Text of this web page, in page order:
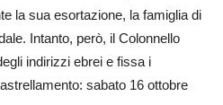
la sua esortazione, la famiglia di
Intanto, però, il Colonnello
indirizzi ebrei e fissa i
sabato 16 ottobre